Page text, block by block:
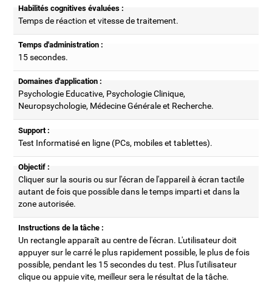
Habilités cognitives évaluées :
Temps de réaction et vitesse de traitement.
Temps d'administration :
15 secondes.
Domaines d'application :
Psychologie Educative, Psychologie Clinique,
Neuropsychologie, Médecine Générale et Recherche.
Support :
Test Informatisé en ligne (PCs, mobiles et tablettes).
Objectif :
Cliquer sur la souris ou sur l'écran de l'appareil à écran tactile
autant de fois que possible dans le temps imparti et dans la
zone autorisée.
Instructions de la tâche :
Un rectangle apparaît au centre de l'écran. L'utilisateur doit
appuyer sur le carré le plus rapidement possible, le plus de fois
possible, pendant les 15 secondes du test. Plus l'utilisateur
clique ou appuie vite, meilleur sera le résultat de la tâche.